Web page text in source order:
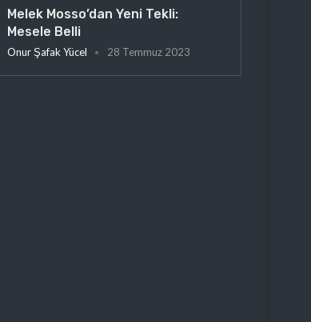
Melek Mosso’dan Yeni Tekli:
Mesele Belli
Onur Şafak Yücel 28 Temmuz 2023